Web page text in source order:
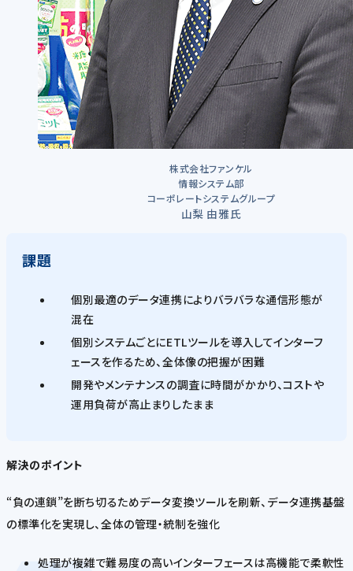
株式会社ファンケル
情報システム部
コーポレートシステムグループ
山梨 由雅氏
課題
個別最適のデータ連携によりバラバラな通信形態が
混在
個別システムごとにETLツールを導入してインターフ
ェースを作るため、全体像の把握が困難
開発やメンテナンスの調査に時間がかかり、コストや
運用負荷が高止まりしたまま
解決のポイント
“負の連鎖”を断ち切るためデータ変換ツールを刷新、データ連携基盤
の標準化を実現し、全体の管理・統制を強化
処理が複雑で難易度の高いインターフェースは高機能で柔軟性